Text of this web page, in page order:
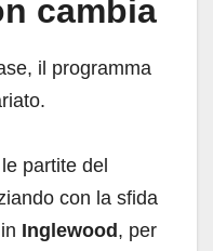
cambia
il programma
partite del
con la sfida
in Inglewood , per